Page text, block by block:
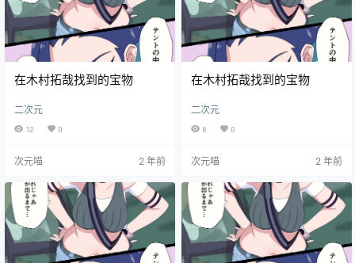
在木村拓哉找到的宝物
二次元
12 0
次元喵 2 年前
在木村拓哉找到的宝物
二次元
8 0
次元喵 2 年前